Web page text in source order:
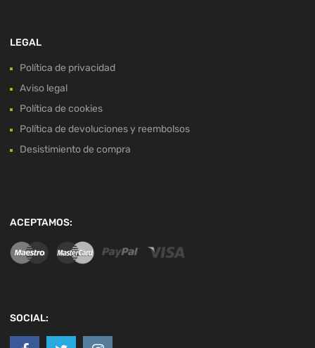
LEGAL
Política de privacidad
Aviso legal
Política de cookies
Política de devoluciones y reembolsos
Desistimiento de compra
ACEPTAMOS:
SOCIAL: